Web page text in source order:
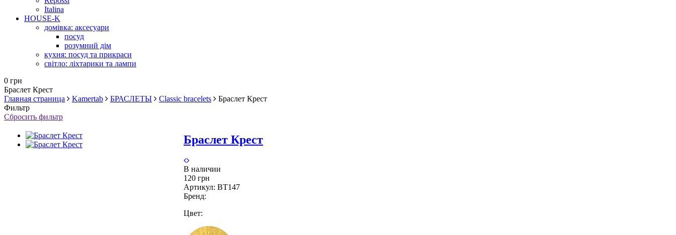
Italina
HOUSE-K
домівка: аксесуари
посуд
розумний дім
кухня: посуд та прикраси
світло: ліхтарики та лампи
0 грн
Браслет Крест
Главная страница
Kamertab БРАСЛЕТЫ Classic bracelets
Браслет Крест
Фильтр
Сбросить фильтр
Браслет Крест
В наличии
120 грн
Артикул: BT147
Бренд:
Цвет: